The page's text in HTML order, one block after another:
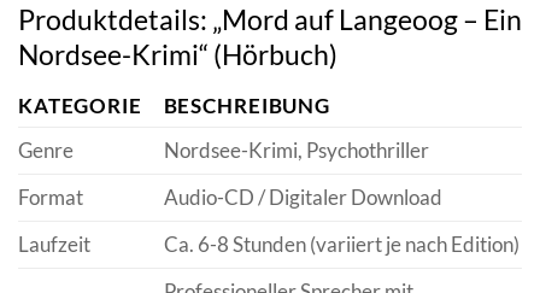
Produktdetails: „Mord auf Langeoog – Ein
Nordsee-Krimi“ (Hörbuch)
KATEGORIE
BESCHREIBUNG
Genre
Nordsee-Krimi, Psychothriller
Format
Audio-CD / Digitaler Download
Laufzeit
Ca. 6-8 Stunden (variiert je nach Edition)